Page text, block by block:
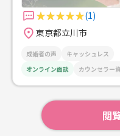
(1)
東京都立川市
成婚者の声
キャッシュレス
オンライン面談
カウンセラー
閲